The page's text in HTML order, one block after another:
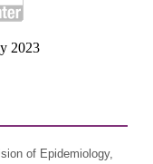
2023
of Epidemiology,